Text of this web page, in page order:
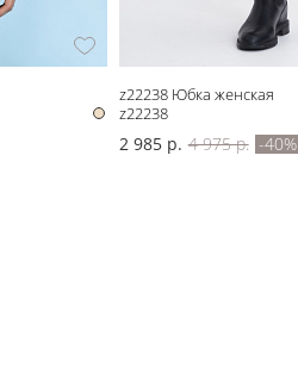
z22238 Юбка женская
z22238
2 985 р. 4 975 р. -40%